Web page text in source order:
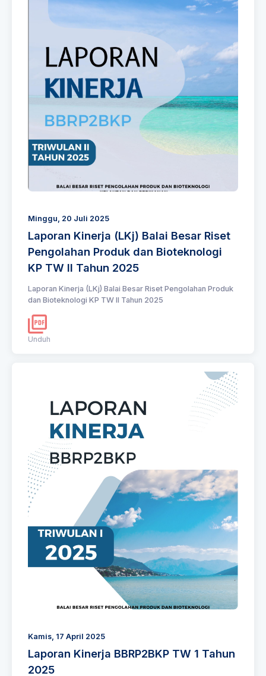
Minggu, 20 Juli 2025
Laporan Kinerja (LKj) Balai Besar Riset
Pengolahan Produk dan Bioteknologi
KP TW II Tahun 2025
Laporan Kinerja (LKj) Balai Besar Riset Pengolahan Produk
dan Bioteknologi KP TW II Tahun 2025
Unduh
Kamis, 17 April 2025
Laporan Kinerja BBRP2BKP TW 1 Tahun
2025